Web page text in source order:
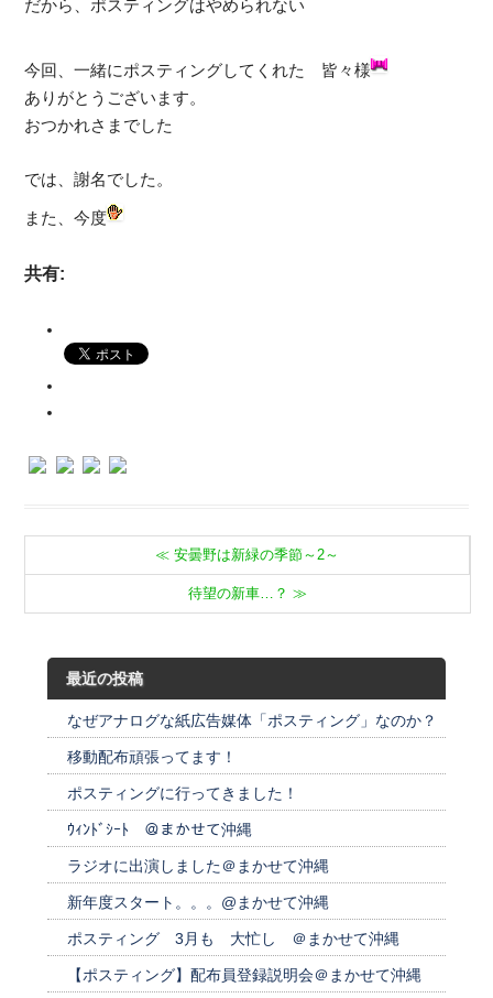
だから、ポスティングはやめられない
今回、一緒にポスティングしてくれた 皆々様
ありがとうございます。
おつかれさまでした
では、謝名でした。
また、今度
共有:
≪ 安曇野は新緑の季節～2～
待望の新車…？ ≫
最近の投稿
なぜアナログな紙広告媒体「ポスティング」なのか？
移動配布頑張ってます！
ポスティングに行ってきました！
ｳｨﾝﾄﾞｼｰﾄ ＠まかせて沖縄
ラジオに出演しました＠まかせて沖縄
新年度スタート。。。@まかせて沖縄
ポスティング 3月も 大忙し ＠まかせて沖縄
【ポスティング】配布員登録説明会＠まかせて沖縄